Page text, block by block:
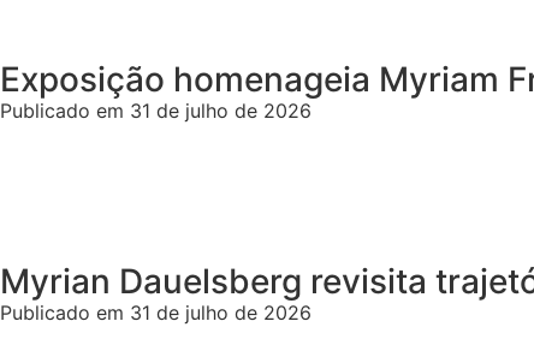
Exposição homenageia Myriam
Publicado em 31 de julho de 2026
Myrian Dauelsberg revisita
Publicado em 31 de julho de 2026